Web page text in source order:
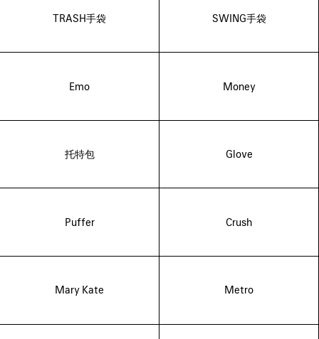
TRASH手袋 SWING手袋
Emo Money
托特包 Glove
Puffer Crush
Mary Kate Metro